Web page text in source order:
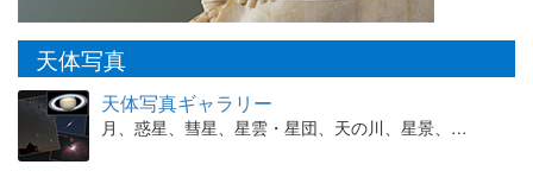
天体写真
天体写真ギャラリー
月、惑星、彗星、星雲・星団、天の川、星景、…